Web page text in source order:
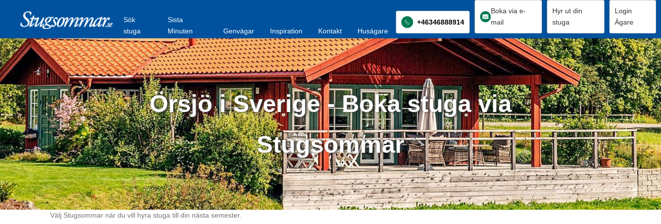
Sök
stuga
Sista
Minuten
Genvägar Inspiration Kontakt Husägare
+46346888914
Boka via e-
mail
Hyr ut din
stuga
Login
Ägare
Örsjö i Sverige - Boka stuga via
Stugsommar
Välj Stugsommar när du vill hyra stuga till din nästa semester.